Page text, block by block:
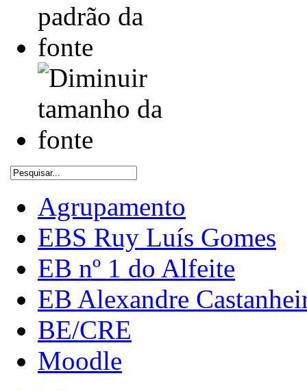
Agrupamento
EBS Ruy Luís Gomes
EB nº 1 do Alfeite
EB Alexandre
BE/CRE
Moodle